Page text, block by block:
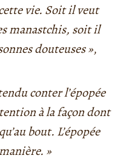
vie. Soit il veut
manastchis, soit il
douteuses»,
conter l’épopée
à la façon dont
bout. L’épopée
»